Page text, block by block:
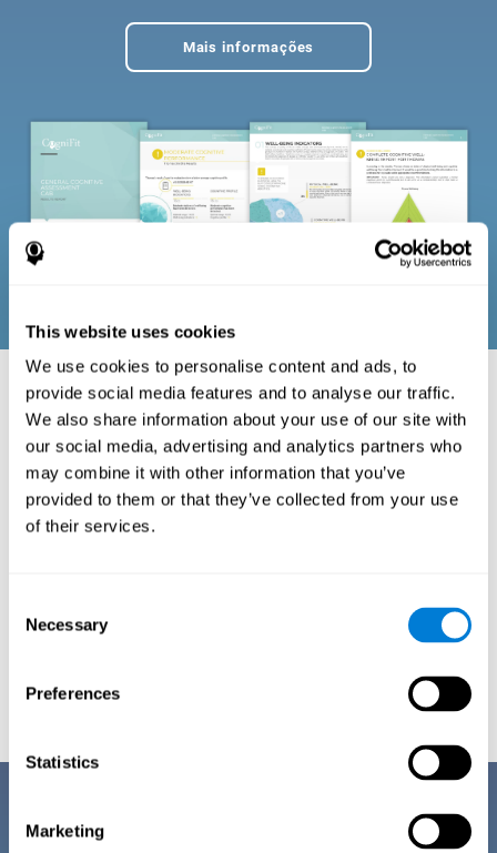
This website uses cookies
We use cookies to personalise content and ads, to
provide social media features and to analyse our traffic.
We also share information about your use of our site with
our social media, advertising and analytics partners who
may combine it with other information that you’ve
provided to them or that they’ve collected from your use
of their services.
Selection
Necessary
Preferences
Statistics
Marketing
Mais informações
Planejamento de cuidados
cognitivos
Uma variedade de ferramentas para ajudar
cognitivo e melhorar a qualidade de vida.